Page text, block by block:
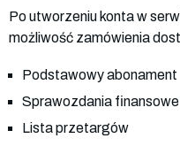
Po utworzeniu konta w
możliwość zamówienia
Podstawowy abonament
Sprawozdania finansowe
Lista przetargów